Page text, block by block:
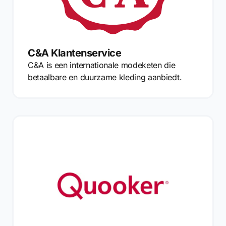
C&A Klantenservice
C&A is een internationale modeketen die
betaalbare en duurzame kleding aanbiedt.